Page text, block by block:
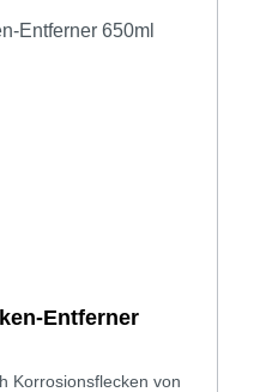
Entferner
Korrosionsflecken von